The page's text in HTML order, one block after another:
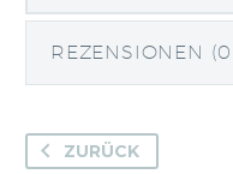
REZENSIONEN
ZURÜCK